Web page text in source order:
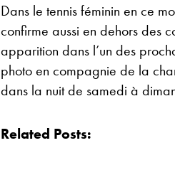
Dans le tennis féminin en ce
confirme aussi en dehors des
apparition dans l’un des
photo en compagnie de la
dans la nuit de samedi à
Related Posts: